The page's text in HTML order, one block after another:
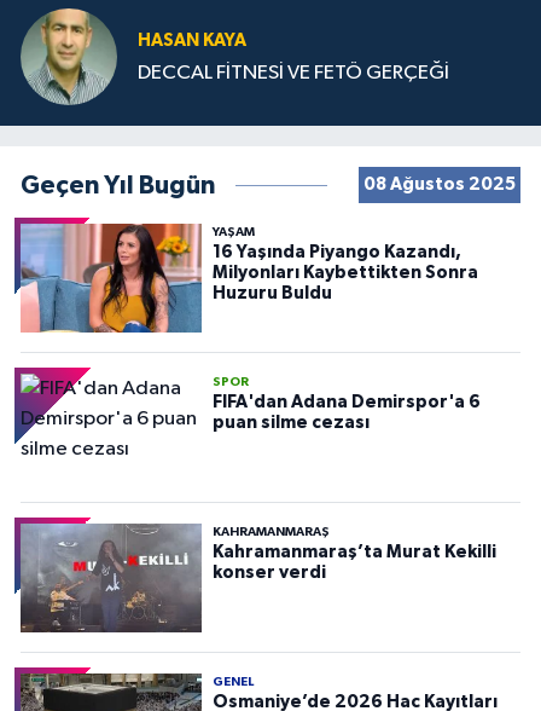
HASAN KAYA
DECCAL FİTNESİ VE FETÖ GERÇEĞİ
Geçen Yıl Bugün 08 Ağustos 2025
YAŞAM
16 Yaşında Piyango Kazandı,
Milyonları Kaybettikten Sonra
Huzuru Buldu
SPOR
FIFA'dan Adana Demirspor'a 6
puan silme cezası
KAHRAMANMARAŞ
Kahramanmaraş’ta Murat Kekilli
konser verdi
GENEL
Osmaniye’de 2026 Hac Kayıtları